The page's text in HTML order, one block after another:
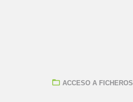
ACCESO A FICHEROS